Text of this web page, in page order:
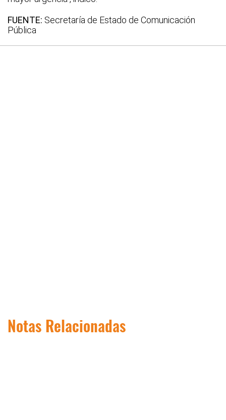
FUENTE: Secretaría de Estado de Comunicación
Pública
Notas Relacionadas